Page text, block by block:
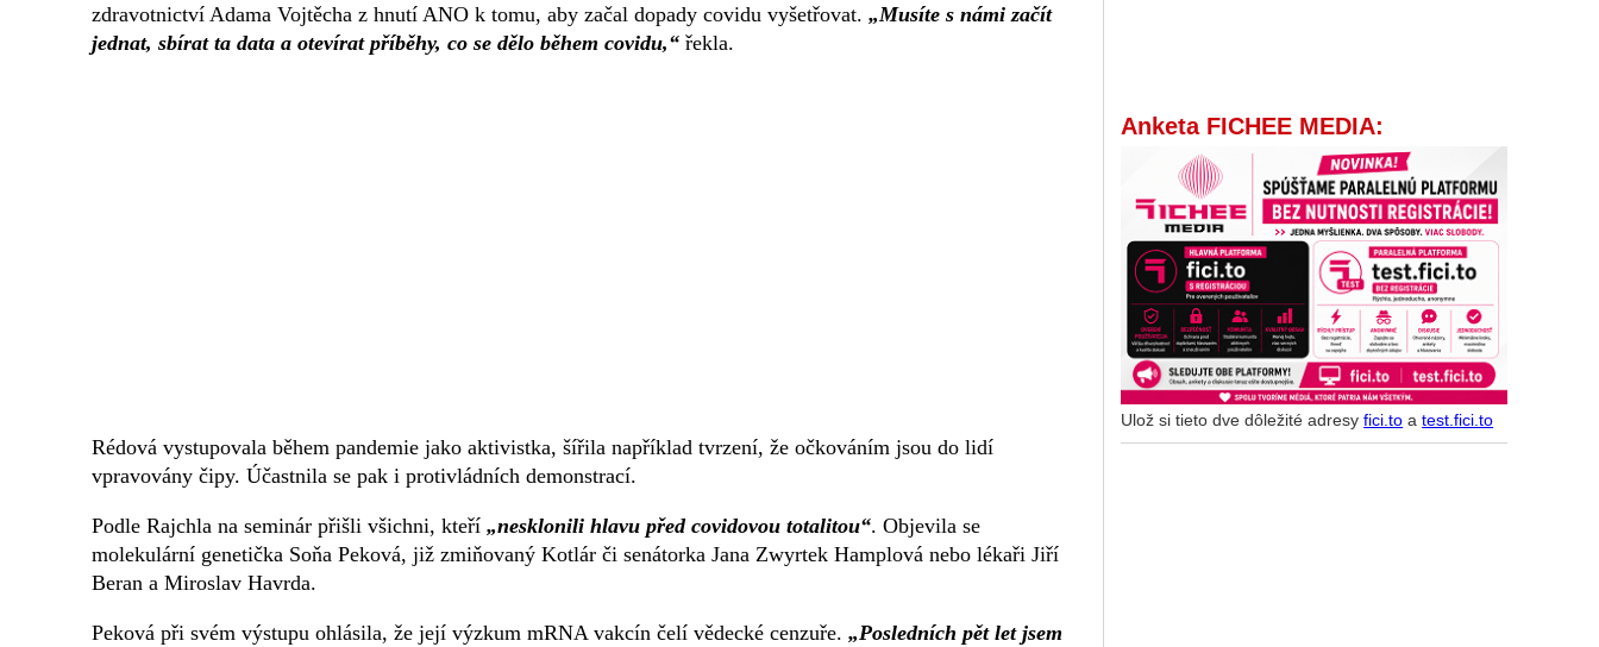
zdravotnictví Adama Vojtěcha z hnutí ANO k tomu, aby začal dopady covidu vyšetřovat. „Musíte s námi začít
jednat, sbírat ta data a otevírat příběhy, co se dělo během covidu,“ řekla.
Rédová vystupovala během pandemie jako aktivistka, šířila například tvrzení, že očkováním jsou do lidí
vpravovány čipy. Účastnila se pak i protivládních demonstrací.
Podle Rajchla na seminár přišli všichni, kteří „nesklonili hlavu před covidovou totalitou“. Objevila se
molekulární genetička Soňa Peková, již zmiňovaný Kotlár či senátorka Jana Zwyrtek Hamplová nebo lékaři Jiří
Beran a Miroslav Havrda.
Peková při svém výstupu ohlásila, že její výzkum mRNA vakcín čelí vědecké cenzuře. „Posledních pět let jsem
Anketa FICHEE MEDIA:
Ulož si tieto dve dôležité adresyfici.to atest.fici.to